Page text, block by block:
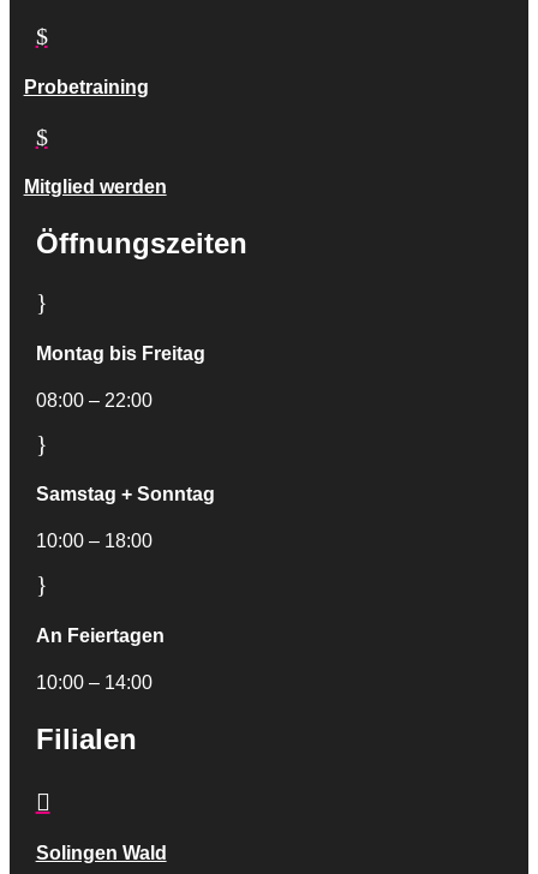
$
Probetraining
$
Mitglied werden
Öffnungszeiten
}
Montag bis Freitag
08:00 – 22:00
}
Samstag + Sonntag
10:00 – 18:00
}
An Feiertagen
10:00 – 14:00
Filialen

Solingen Wald